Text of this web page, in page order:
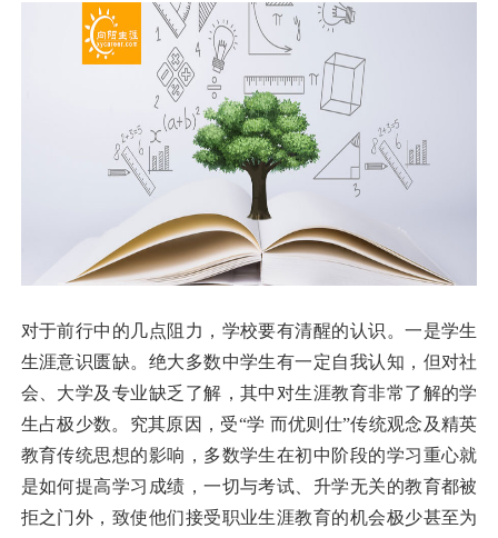
对于前行中的几点阻力，学校要有清醒的认识。一是学生
生涯意识匮缺。绝大多数中学生有一定自我认知，但对社
会、大学及专业缺乏了解，其中对生涯教育非常了解的学
生占极少数。究其原因，受“学 而优则仕”传统观念及精英
教育传统思想的影响，多数学生在初中阶段的学习重心就
是如何提高学习成绩，一切与考试、升学无关的教育都被
拒之门外，致使他们接受职业生涯教育的机会极少甚至为